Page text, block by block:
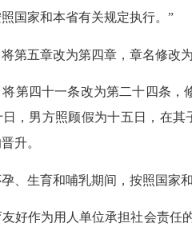
国家和本省有关规定执行。”
五章改为第四章，章名修改为
四十一条改为第二十四条，修
，男方照顾假为十五日，在
升。
生育和哺乳期间，按照国家和
作为用人单位承担社会责任的